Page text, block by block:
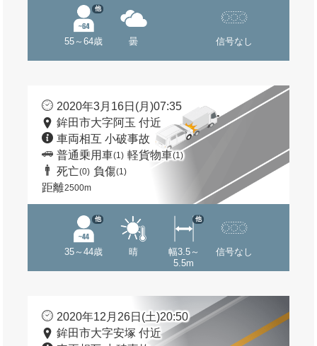
55～64歳
他
曇 信号なし
2020年3月16日(月)07:35
鉾田市大字阿玉 付近
車両相互 小破事故
普通乗用車(1) 軽貨物車(1)
死亡(0) 負傷(1)
距離2500m
35～44歳
他
晴
幅3.5～
5.5m
他
信号なし
2020年12月26日(土)20:50
鉾田市大字安塚 付近